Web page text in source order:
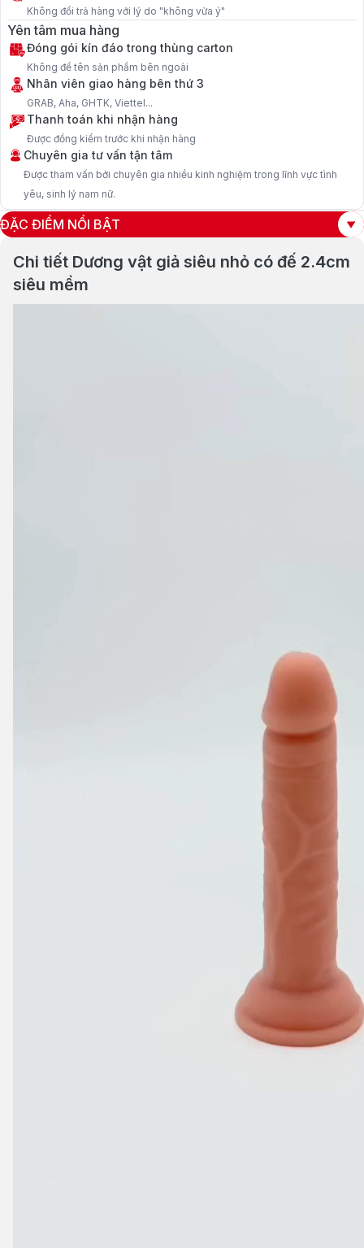
Không đổi trả hàng với lý do "không vừa ý"
Yên tâm mua hàng
Đóng gói kín đáo trong thùng carton
Không để tên sản phẩm bên ngoài
Nhân viên giao hàng bên thứ 3
GRAB, Aha, GHTK, Viettel...
Thanh toán khi nhận hàng
Được đồng kiểm trước khi nhận hàng
Chuyên gia tư vấn tận tâm
Được tham vấn bởi chuyên gia nhiều kinh nghiệm trong lĩnh vực tình
yêu, sinh lý nam nữ.
ĐẶC ĐIỂM NỔI BẬT
Chi tiết Dương vật giả siêu nhỏ có đế 2.4cm
siêu mềm